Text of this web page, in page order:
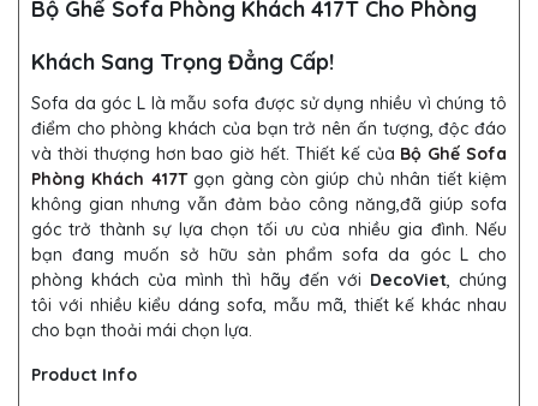
Bộ Ghế Sofa Phòng Khách 417T Cho Phòng
Khách Sang Trọng Đẳng Cấp!
Sofa da góc L là mẫu sofa được sử dụng nhiều vì chúng tô
điểm cho phòng khách của bạn trở nên ấn tượng, độc đáo
và thời thượng hơn bao giờ hết. Thiết kế của Bộ Ghế Sofa
Phòng Khách 417Tgọn gàng còn giúp chủ nhân tiết kiệm
không gian nhưng vẫn đảm bảo công năng,đã giúp sofa
góc trở thành sự lựa chọn tối ưu của nhiều gia đình. Nếu
bạn đang muốn sở hữu sản phẩm sofa da góc L cho
phòng khách của mình thì hãy đến với DecoViet, chúng
tôi với nhiều kiểu dáng sofa, mẫu mã, thiết kế khác nhau
cho bạn thoải mái chọn lựa.
Product Info